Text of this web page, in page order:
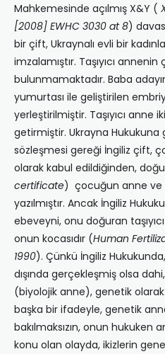
Mahkemesinde açılmış X&Y (
[2008] EWHC 3030 at 8)
bir çift, Ukraynalı evli bir
imzalamıştır. Taşıyıcı
bulunmamaktadır. Baba
yumurtası ile geliştirilen
yerleştirilmiştir. Taşıyıcı anne
getirmiştir. Ukrayna Hukukuna
sözleşmesi gereği İngiliz çift,
olarak kabul edildiğinden,
certificate) çocuğun anne ve
yazılmıştır. Ancak İngiliz
ebeveyni, onu doğuran
onun kocasıdır (Human
1990). Çünkü İngiliz
dışında gerçekleşmiş olsa
(biyolojik anne), genetik olarak
başka bir ifadeyle, genetik
bakılmaksızın, onun hukuken
konu olan olayda, ikizlerin